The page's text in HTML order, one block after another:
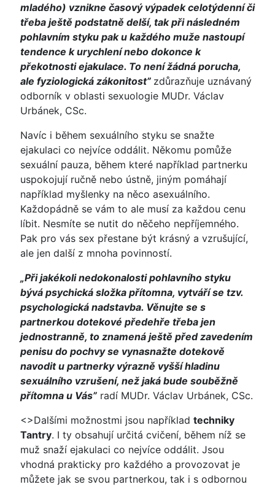
mladého) vznikne časový výpadek celotýdenní či
třeba ještě podstatně delší, tak při následném
pohlavním styku pak u každého muže nastoupí
tendence k urychlení nebo dokonce k
překotnosti ejakulace. To není žádná porucha,
ale fyziologická zákonitost” zdůrazňuje uznávaný
odborník v oblasti sexuologie MUDr. Václav
Urbánek, CSc.
Navíc i během sexuálního styku se snažte
ejakulaci co nejvíce oddálit. Někomu pomůže
sexuální pauza, během které například partnerku
uspokojují ručně nebo ústně, jiným pomáhají
například myšlenky na něco asexuálního.
Každopádně se vám to ale musí za každou cenu
líbit. Nesmíte se nutit do něčeho nepříjemného.
Pak pro vás sex přestane být krásný a vzrušující,
ale jen další z mnoha povinností.
„Při jakékoli nedokonalosti pohlavního styku
bývá psychická složka přítomna, vytváří se tzv.
psychologická nadstavba. Věnujte se s
partnerkou dotekové předehře třeba jen
jednostranně, to znamená ještě před zavedením
penisu do pochvy se vynasnažte dotekově
navodit u partnerky výrazně vyšší hladinu
sexuálního vzrušení, než jaká bude souběžně
přítomna u Vás” radí MUDr. Václav Urbánek, CSc.
<>Dalšími možnostmi jsou například techniky
Tantry. I ty obsahují určitá cvičení, během níž se
muž snaží ejakulaci co nejvíce oddálit. Jsou
vhodná prakticky pro každého a provozovat je
můžete jak se svou partnerkou, tak i s odbornou